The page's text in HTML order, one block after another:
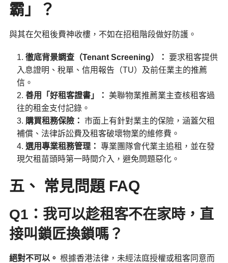
霸」？
與其在欠租後費神收樓，不如在招租階段做好防護。
徹底背景調查（Tenant Screening）： 要求租客提供
入息證明、稅單、信用報告（TU）及前任業主的推薦
信。
善用「好租客證書」：
美聯物業推薦業主查核租客過
往的租金支付記錄。
購買租務保險： 市面上有針對業主的保險，涵蓋欠租
補償、法律訴訟費及租客破壞物業的維修費。
選用專業租務管理： 專業團隊會代業主追租，並在發
現欠租苗頭時第一時間介入，避免問題惡化。
五、 常見問題 FAQ
Q1：我可以趁租客不在家時，直
接叫鎖匠換鎖嗎？
絕對不可以。 根據香港法律，未經法庭授權或租客同意而